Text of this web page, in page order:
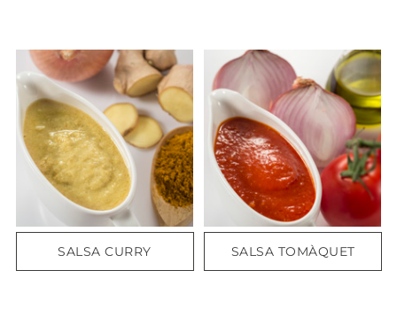
SALSA CURRY SALSA TOMÀQUET